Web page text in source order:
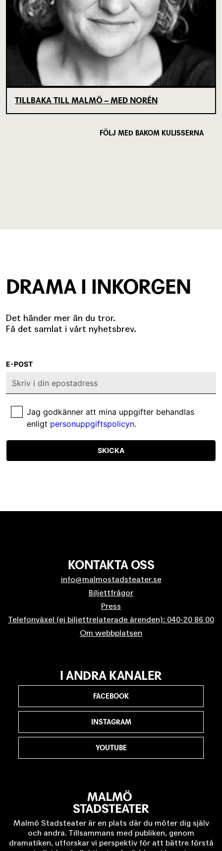
TILLBAKA TILL MALMÖ – MED NORÉN
FÖLJ MED BAKOM KULISSERNA
DRAMA I INKORGEN
Det händer mer än du tror.
Få det samlat i vårt nyhetsbrev.
E-POST
Jag godkänner att mina uppgifter behandlas
enligt personuppgiftspolicyn.
SKICKA
KONTAKTA OSS
info@malmostadsteater.se
Biljettfrågor
Press
Telefonväxel (ej biljettrelaterade ärenden): 040-20 86 00
Om webbplatsen
Malmö Stadsteater är en plats där du möter dig själv
och andra. Tillsammans med publiken, genom
dramatiken, utforskar vi perspektiv för att bättre förstå
I ANDRA KANALER
FACEBOOK
INSTAGRAM
YOUTUBE